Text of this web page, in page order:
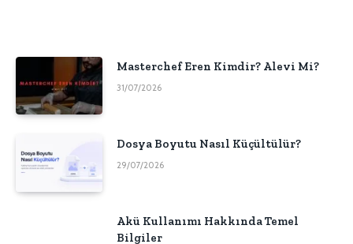
Masterchef Eren Kimdir? Alevi Mi?
31/07/2026
Dosya Boyutu Nasıl Küçültülür?
29/07/2026
Akü Kullanımı Hakkında Temel
Bilgiler